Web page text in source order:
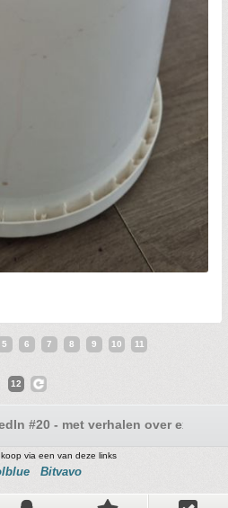
5 6 7 8 9 10 11
12
#20 - met verhalen over exen
via een van deze links
Bitvavo